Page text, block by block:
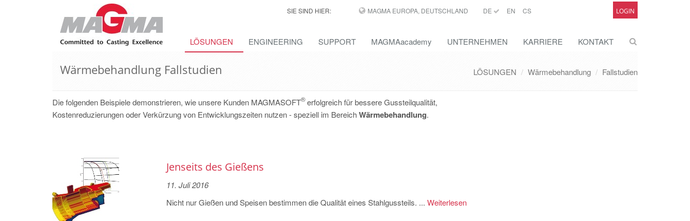
SIE SIND HIER: MAGMA EUROPA, DEUTSCHLAND DE EN CS LOGIN
LÖSUNGEN ENGINEERING SUPPORT MAGMAacademy UNTERNEHMEN KARRIERE KONTAKT
Wärmebehandlung Fallstudien LÖSUNGEN Wärmebehandlung Fallstudien
Die folgenden Beispiele demonstrieren, wie unsere Kunden MAGMASOFT
®erfolgreich für bessere Gussteilqualität,
Kostenreduzierungen oder Verkürzung von Entwicklungszeiten nutzen - speziell im BereichWärmebehandlung.
Jenseits des Gießens
11. Juli 2016
Nicht nur Gießen und Speisen bestimmen die Qualität eines Stahlgussteils. ... Weiterlesen